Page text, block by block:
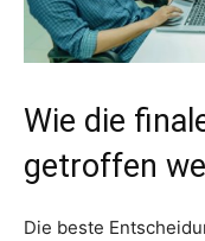
Wie die
getroffen
Die beste